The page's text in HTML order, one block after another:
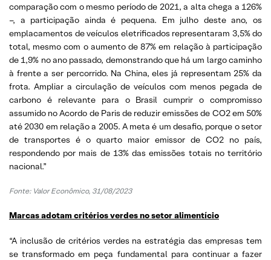
comparação com o mesmo período de 2021, a alta chega a 126%
–, a participação ainda é pequena. Em julho deste ano, os
emplacamentos de veículos eletrificados representaram 3,5% do
total, mesmo com o aumento de 87% em relação à participação
de 1,9% no ano passado, demonstrando que há um largo caminho
à frente a ser percorrido. Na China, eles já representam 25% da
frota. Ampliar a circulação de veículos com menos pegada de
carbono é relevante para o Brasil cumprir o compromisso
assumido no Acordo de Paris de reduzir emissões de CO2 em 50%
até 2030 em relação a 2005. A meta é um desafio, porque o setor
de transportes é o quarto maior emissor de CO2 no país,
respondendo por mais de 13% das emissões totais no território
nacional.”
Fonte: Valor Econômico, 31/08/2023
Marcas adotam critérios verdes no setor alimentício
“A inclusão de critérios verdes na estratégia das empresas tem
se transformado em peça fundamental para continuar a fazer